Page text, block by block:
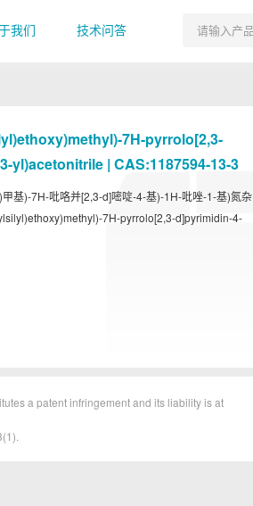
我们 技术问答
7H-pyrrolo[2,3-
yl)acetonitrile | CAS:1187594-13-3
基)-7H-吡咯并[2,3-d]嘧啶-4-基)-1H-吡唑-1-基)氮杂
7H-pyrrolo[2,3-d]pyrimidin-4-
a patent infringement and its liability is at